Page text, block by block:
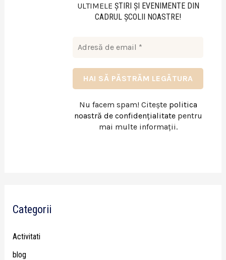
ULTIMELE ŞTIRI ŞI EVENIMENTE DIN
CADRUL ŞCOLII NOASTRE!
Nu facem spam! Citește politica
noastră de confidențialitatepentru
mai multe informații.
Categorii
Activitati
blog